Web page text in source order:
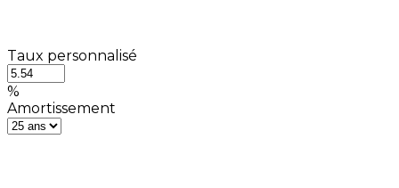
Taux personnalisé
%
Amortissement